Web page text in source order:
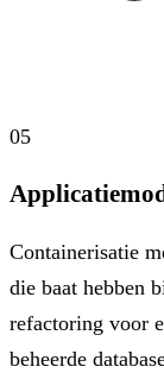
05
Containerisatie
die baat hebben
refactoring voor
beheerde